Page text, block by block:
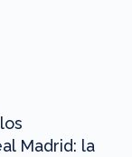
Madrid: la